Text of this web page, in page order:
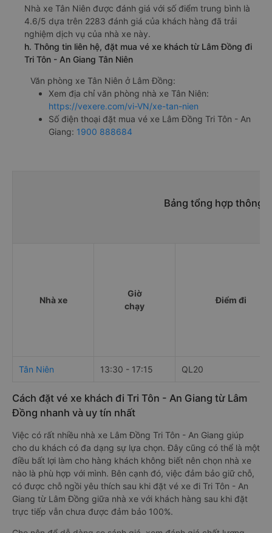
Nhà xe Tân Niên được đánh giá với số điểm trung bình là
4.6/5 dựa trên 2283 đánh giá của khách hàng đã trải
nghiệm dịch vụ của nhà xe này.
h. Thông tin liên hệ, đặt mua vé xe khách từ Lâm Đồng đi
Tri Tôn - An Giang Tân Niên
Văn phòng xe Tân Niên ở Lâm Đồng:
Xem địa chỉ văn phòng nhà xe Tân Niên:
https://vexere.com/vi-VN/xe-tan-nien
Số điện thoại đặt mua vé xe Lâm Đồng Tri Tôn - An
Giang: 1900 888684
Bảng tổng hợp thông
Nhà xe
Giờ
chạy
Điểm đi
Tân Niên 13:30 - 17:15 QL20
Cách đặt vé xe khách đi Tri Tôn - An Giang từ Lâm
Đồng nhanh và uy tín nhất
Việc có rất nhiều nhà xe Lâm Đồng Tri Tôn - An Giang giúp
cho du khách có đa dạng sự lựa chọn. Đây cũng có thể là một
điều bất lợi làm cho hàng khách không biết nên chọn nhà xe
nào là phù hợp với mình. Bên cạnh đó, việc đảm bảo giữ chỗ,
có được chỗ ngồi yêu thích sau khi đặt vé xe đi Tri Tôn - An
Giang từ Lâm Đồng giữa nhà xe với khách hàng sau khi đặt
trực tiếp vẫn chưa được đảm bảo 100%.